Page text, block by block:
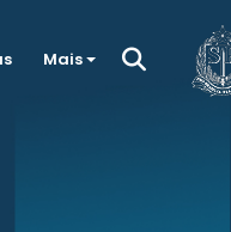
Mais